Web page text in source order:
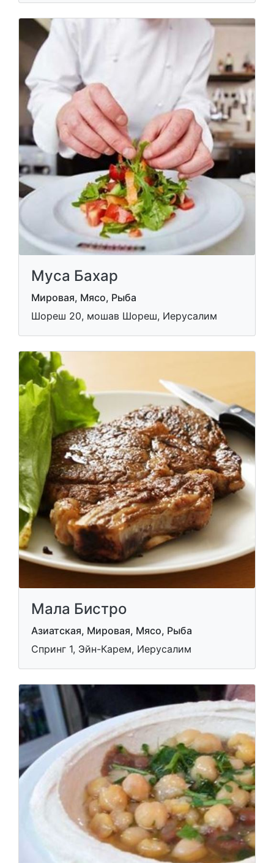
Муса Бахар
Мировая, Мясо, Рыба
Шореш 20, мошав Шореш, Иерусалим
Мала Бистро
Азиатская, Мировая, Мясо, Рыба
Спринг 1, Эйн-Карем, Иерусалим